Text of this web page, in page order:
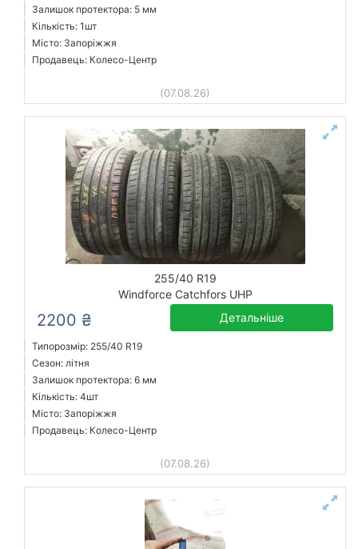
Залишок протектора: 5 мм
Кількість: 1шт
Місто: Запоріжжя
Продавець: Колесо-Центр
(07.08.26)
255/40 R19
Windforce Catchfors UHP
2200 ₴ Детальніше
Типорозмір: 255/40 R19
Сезон: літня
Залишок протектора: 6 мм
Кількість: 4шт
Місто: Запоріжжя
Продавець: Колесо-Центр
(07.08.26)